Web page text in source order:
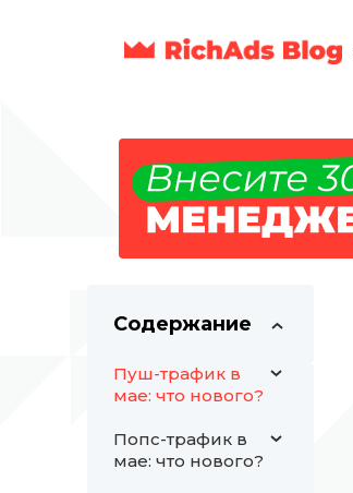
Содержание
Пуш-трафик в
мае: что нового?
Попс-трафик в
мае: что нового?